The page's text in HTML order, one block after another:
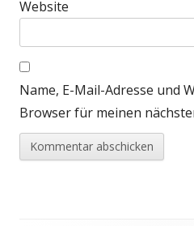
Website
Name, E-Mail-Adresse und
Browser für meinen